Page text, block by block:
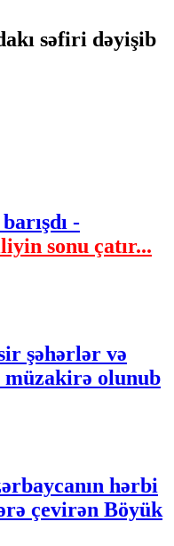
səfiri dəyişib
-
sonu çatır...
şəhərlər və
olunub
hərbi
çevirən Böyük